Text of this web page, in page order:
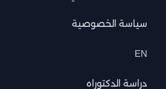
سياسة الخصوصية
EN
دراسة الدكتوراه